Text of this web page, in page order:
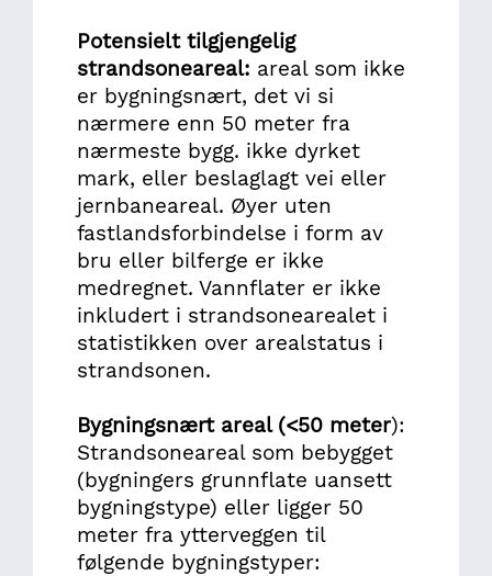
Potensielt tilgjengelig
strandsoneareal: areal som ikke
er bygningsnært, det vi si
nærmere enn 50 meter fra
nærmeste bygg. ikke dyrket
mark, eller beslaglagt vei eller
jernbaneareal. Øyer uten
fastlandsforbindelse i form av
bru eller bilferge er ikke
medregnet. Vannflater er ikke
inkludert i strandsonearealet i
statistikken over arealstatus i
strandsonen.
Bygningsnært areal (<50 meter):
Strandsoneareal som bebygget
(bygningers grunnflate uansett
bygningstype) eller ligger 50
meter fra ytterveggen til
følgende bygningstyper: